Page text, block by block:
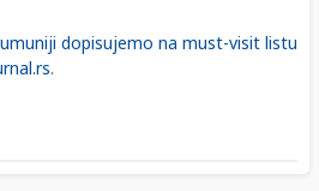
dopisujemo na must-visit listu
.